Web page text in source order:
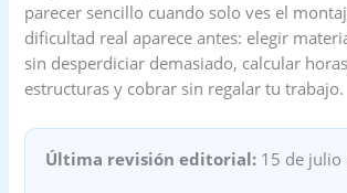
parecer sencillo cuando solo ves el
dificultad real aparece antes: elegir
sin desperdiciar demasiado, calcular
estructuras y cobrar sin regalar tu trabajo.
Última revisión editorial: 15 de julio